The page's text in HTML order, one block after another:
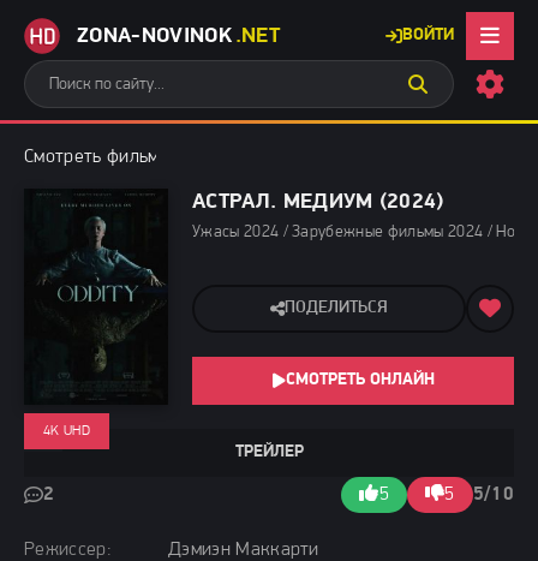
ZONA-NOVINOK .NET ВОЙТИ
Смотреть фильмы бесплатно
АСТРАЛ. МЕДИУМ (2024)
Ужасы 2024 / Зарубежные фильмы 2024 /
Режиссер:
Дэмиэн Маккарти
ТРЕЙЛЕР
2 5 5 5/10
4K UHD
ПОДЕЛИТЬСЯ
СМОТРЕТЬ ОНЛАЙН